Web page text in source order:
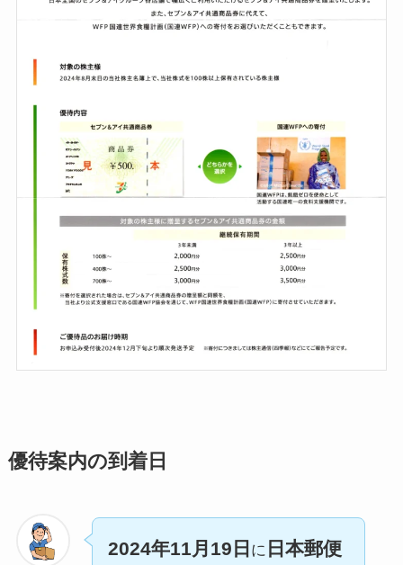
優待案内の到着日
2024年11月19日 に 日本郵便